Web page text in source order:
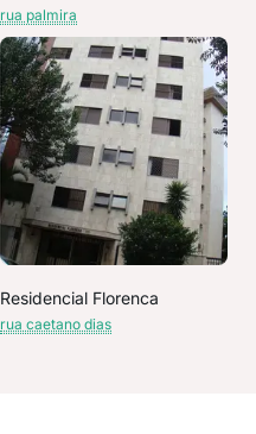
rua palmira
Residencial Florenca
rua caetano dias